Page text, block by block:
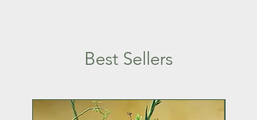
Best Sellers